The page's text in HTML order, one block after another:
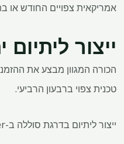
אמריקאית צפויים החודש או
ייצור
טכנית צפוי ברבעון הרביעי.
ייצור ליתיום בדרגת סוללה ב-Keliber, השלב האחרון, יהיה תלוי במחירי המתכות ובהסדרי ההפקה, אמר סטיוארט.